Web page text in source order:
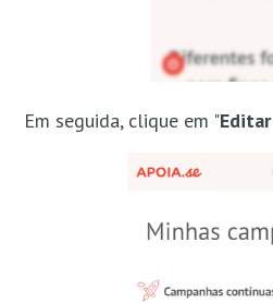
Em seguida, clique em "